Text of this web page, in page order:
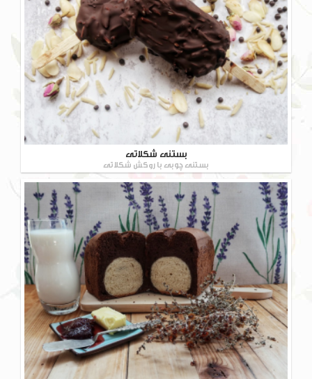
بستنی شکلاتی
بستنی چوبی با روکش شکلاتی